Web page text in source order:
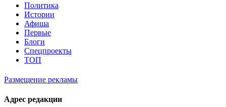
Политика
Истории
Афиша
Первые
Блоги
Спецпроекты
ТОП
Размещение рекламы
Адрес редакции